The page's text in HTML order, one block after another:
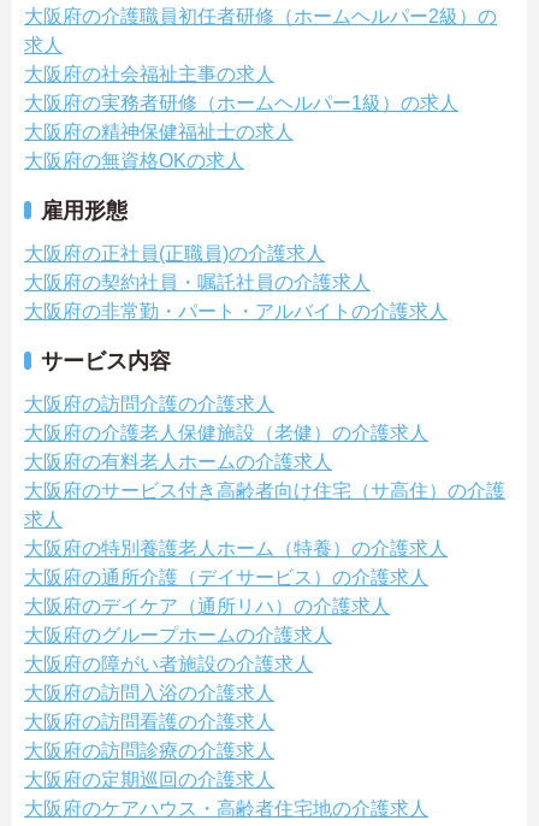
大阪府の介護職員初任者研修（ホームヘルパー2級）の
求人
大阪府の社会福祉主事の求人
大阪府の実務者研修（ホームヘルパー1級）の求人
大阪府の精神保健福祉士の求人
大阪府の無資格OKの求人
雇用形態
大阪府の正社員(正職員)の介護求人
大阪府の契約社員・嘱託社員の介護求人
大阪府の非常勤・パート・アルバイトの介護求人
サービス内容
大阪府の訪問介護の介護求人
大阪府の介護老人保健施設（老健）の介護求人
大阪府の有料老人ホームの介護求人
大阪府のサービス付き高齢者向け住宅（サ高住）の介護
求人
大阪府の特別養護老人ホーム（特養）の介護求人
大阪府の通所介護（デイサービス）の介護求人
大阪府のデイケア（通所リハ）の介護求人
大阪府のグループホームの介護求人
大阪府の障がい者施設の介護求人
大阪府の訪問入浴の介護求人
大阪府の訪問看護の介護求人
大阪府の訪問診療の介護求人
大阪府の定期巡回の介護求人
大阪府のケアハウス・高齢者住宅地の介護求人